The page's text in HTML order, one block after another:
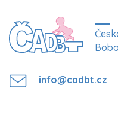
info@cadbt.cz